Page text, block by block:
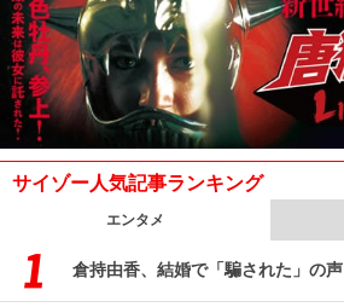
サイゾー人気記事ランキング
エンタメ
倉持由香、結婚で「騙された」の声